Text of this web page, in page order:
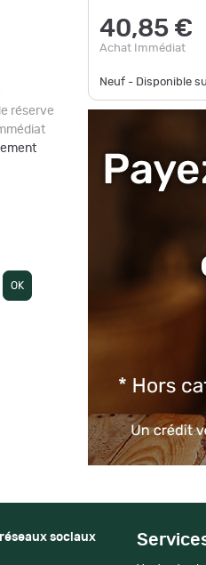
réserve
OK
40,85 €
Achat Immédiat
Neuf - Disponible
sociaux